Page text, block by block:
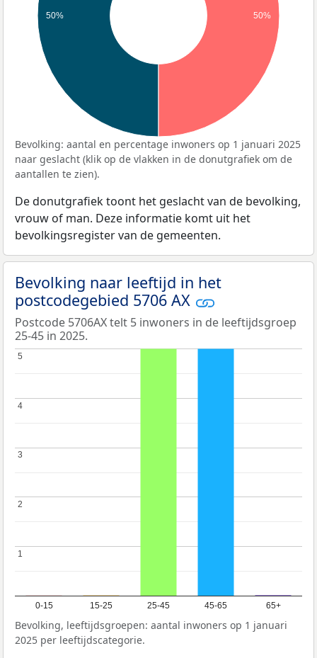
50% 50%
Bevolking: aantal en percentage inwoners op 1 januari 2025
naar geslacht (klik op de vlakken in de donutgrafiek om de
aantallen te zien).
De donutgrafiek toont het geslacht van de bevolking,
vrouw of man. Deze informatie komt uit het
bevolkingsregister van de gemeenten.
Bevolking naar leeftijd in het
postcodegebied 5706 AX
Postcode 5706AX telt 5 inwoners in de leeftijdsgroep
25-45 in 2025.
0-15 15-25 25-45 45-65 65+
11
2
2
3
3
4
4
5
5
Bevolking, leeftijdsgroepen: aantal inwoners op 1 januari
2025 per leeftijdscategorie.